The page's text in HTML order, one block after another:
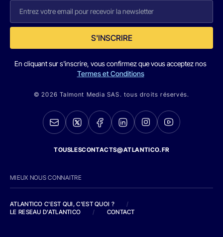
S'INSCRIRE
En cliquant sur s'inscrire, vous confirmez que vous acceptez nos
Termes et Conditions
© 2026 Talmont Media SAS. tous droits réservés.
TOUSLESCONTACTS@ATLANTICO.FR
MIEUX NOUS CONNAITRE
ATLANTICO C'EST QUI, C'EST QUOI ?
/
LE RESEAU D'ATLANTICO
/ CONTACT